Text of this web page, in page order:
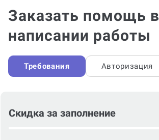
Заказать помощь в
написании работы
Требования Авторизация
Скидка за заполнение